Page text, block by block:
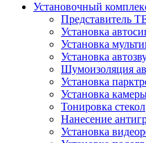
Установочный
Представитель
Установка
Установка
Установка
Шумоизоляция
Установка
Установка
Тонировка стекол
Нанесение
Установка